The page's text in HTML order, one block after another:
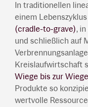
In traditionellen
einem
(cradle-to-grave),
und schließlich auf
Kreislaufwirtschaft
Wiege bis zur
Produkte so
wertvolle